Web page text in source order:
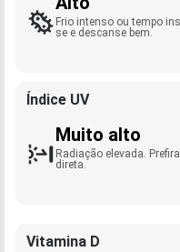
Frio intenso ou tempo
se e descanse bem.
Índice UV
Muito alto
Radiação elevada.
direta.
Vitamina D